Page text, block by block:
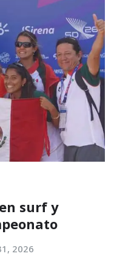
surf y
2026